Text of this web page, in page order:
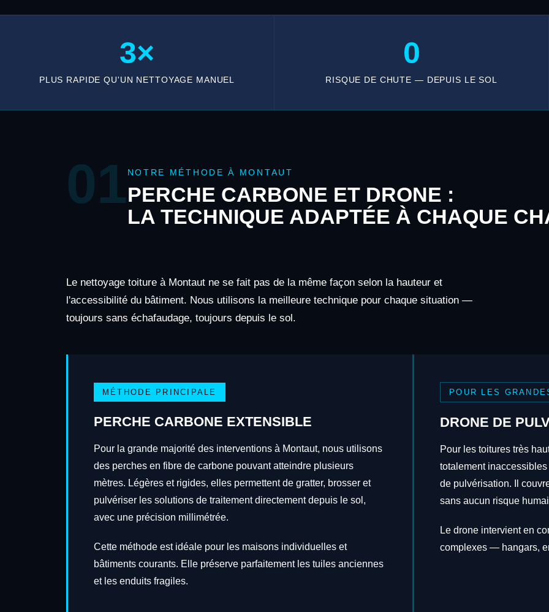
3×
PLUS RAPIDE QU'UN NETTOYAGE MANUEL
0
RISQUE DE CHUTE — DEPUIS LE SOL
01 NOTRE MÉTHODE À MONTAUT
PERCHE CARBONE ET DRONE :
LA TECHNIQUE ADAPTÉE À CHAQUE
Le nettoyage toiture à Montaut ne se fait pas de la même façon selon la hauteur et
l'accessibilité du bâtiment. Nous utilisons la meilleure technique pour chaque situation —
toujours sans échafaudage, toujours depuis le sol.
MÉTHODE PRINCIPALE
PERCHE CARBONE EXTENSIBLE
Pour la grande majorité des interventions à Montaut, nous utilisons
des perches en fibre de carbone pouvant atteindre plusieurs
mètres. Légères et rigides, elles permettent de gratter, brosser et
pulvériser les solutions de traitement directement depuis le sol,
avec une précision millimétrée.
Cette méthode est idéale pour les maisons individuelles et
bâtiments courants. Elle préserve parfaitement les tuiles anciennes
et les enduits fragiles.
POUR LES
DRONE DE
Pour les toitures très
totalement
de pulvérisation. Il
sans aucun risque
Le drone intervient en
complexes — hangars,